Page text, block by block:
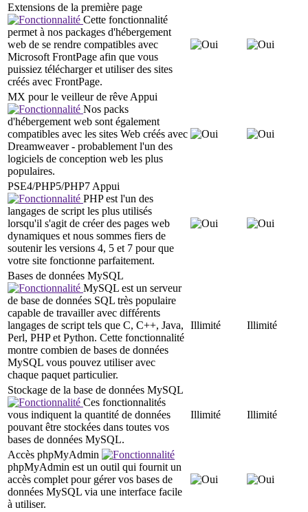
Extensions de la première page
Cette fonctionnalité
permet à nos packages d'hébergement
web de se rendre compatibles avec
Microsoft FrontPage afin que vous
puissiez télécharger et utiliser des sites
créés avec FrontPage.
MX pour le veilleur de rêve Appui
Nos packs
d'hébergement web sont également
compatibles avec les sites Web créés avec
Dreamweaver - probablement l'un des
logiciels de conception web les plus
populaires.
PSE4/PHP5/PHP7 Appui
PHP est l'un des
langages de script les plus utilisés
lorsqu'il s'agit de créer des pages web
dynamiques et nous sommes fiers de
soutenir les versions 4, 5 et 7 pour que
votre site fonctionne parfaitement.
Bases de données MySQL
MySQL est un serveur
de base de données SQL très populaire
capable de travailler avec différents
langages de script tels que C, C++, Java,
Perl, PHP et Python. Cette fonctionnalité
montre combien de bases de données
MySQL vous pouvez utiliser avec
chaque paquet particulier.
Illimité Illimité
Stockage de la base de données MySQL
Ces fonctionnalités
vous indiquent la quantité de données
pouvant être stockées dans toutes vos
bases de données MySQL.
Illimité Illimité
Accès phpMyAdmin
phpMyAdmin est un outil qui fournit un
accès complet pour gérer vos bases de
données MySQL via une interface facile
à utiliser.